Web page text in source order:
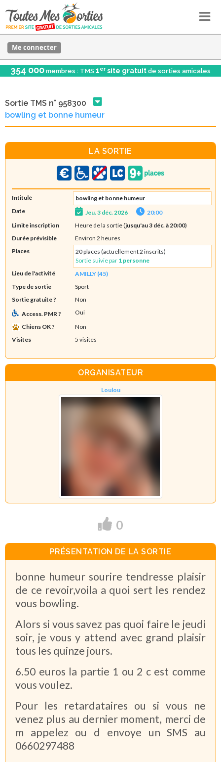
Me connecter
354 000 membres : TMS 1er site gratuit de sorties amicales
Sortie TMS n° 958300
bowling et bonne humeur
LA SORTIE
Intitulé
bowling et bonne humeur
Date
Jeu. 3 déc. 2026
20:00
Limite inscription
Heure de la sortie (jusqu'au 3 déc. à 20:00)
Durée prévisible
Environ 2 heures
Places
20 places (actuellement 2 inscrits)
Sortie suivie par 1 personne
Lieu de l'activité
AMILLY (45)
Type de sortie
Sport
Sortie gratuite ?
Non
Access. PMR ?
Oui
Chiens OK ?
Non
Visites
5 visites
ORGANISATEUR
Loulou
0
PRÉSENTATION DE LA SORTIE
bonne humeur sourire tendresse plaisir
de ce revoir,voila a quoi sert les rendez
vous bowling.
Alors si vous savez pas quoi faire le jeudi
soir, je vous y attend avec grand plaisir
tous les quinze jours.
6.50 euros la partie 1 ou 2 c est comme
vous voulez.
Pour les retardataires ou si vous ne
venez plus au dernier moment, merci de
m appelez ou d envoye un SMS au
0660297488